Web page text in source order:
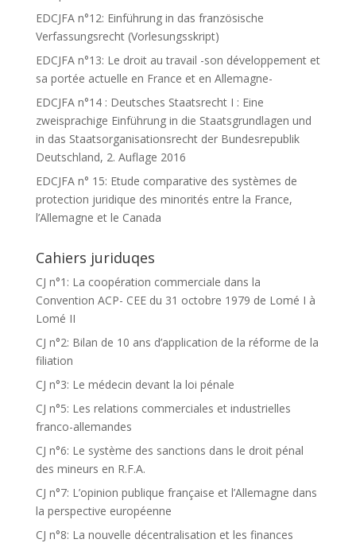
EDCJFA n°12: Einführung in das französische
Verfassungsrecht (Vorlesungsskript)
EDCJFA n°13: Le droit au travail -son développement et
sa portée actuelle en France et en Allemagne-
EDCJFA n°14 : Deutsches Staatsrecht I : Eine
zweisprachige Einführung in die Staatsgrundlagen und
in das Staatsorganisationsrecht der Bundesrepublik
Deutschland, 2. Auflage 2016
EDCJFA n° 15: Etude comparative des systèmes de
protection juridique des minorités entre la France,
l’Allemagne et le Canada
Cahiers juriduqes
CJ n°1: La coopération commerciale dans la
Convention ACP- CEE du 31 octobre 1979 de Lomé I à
Lomé II
CJ n°2: Bilan de 10 ans d’application de la réforme de la
filiation
CJ n°3: Le médecin devant la loi pénale
CJ n°5: Les relations commerciales et industrielles
franco-allemandes
CJ n°6: Le système des sanctions dans le droit pénal
des mineurs en R.F.A.
CJ n°7: L’opinion publique française et l’Allemagne dans
la perspective européenne
CJ n°8: La nouvelle décentralisation et les finances